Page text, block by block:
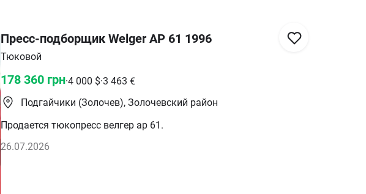
Пресс-подборщик Welger AP 61 1996
Тюковой
178 360 грн·4 000 $·3 463 €
Подгайчики (Золочев), Золочевский район
Продается тюкопресс велгер ap 61.
26.07.2026